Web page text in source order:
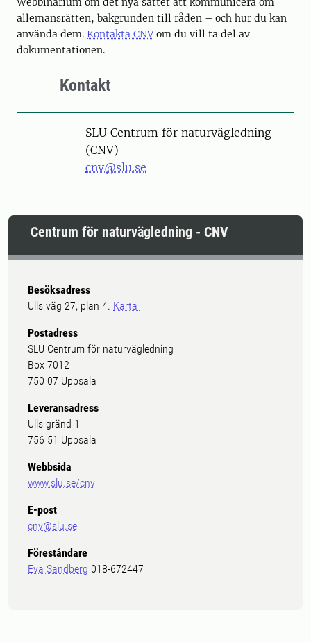
allemansrätten, bakgrunden till råden – och hur du kan
använda dem. Kontakta CNVom du vill ta del av
dokumentationen.
Kontakt
SLU Centrum för naturvägledning
(CNV)
cnv@slu.se
Centrum för naturvägledning - CNV
Besöksadress
Ulls väg 27, plan 4. Karta
Postadress
SLU Centrum för naturvägledning
Box 7012
750 07 Uppsala
Leveransadress
Ulls gränd 1
756 51 Uppsala
Webbsida
www.slu.se/cnv
E-post
cnv@slu.se
Föreståndare
Eva Sandberg 018-672447